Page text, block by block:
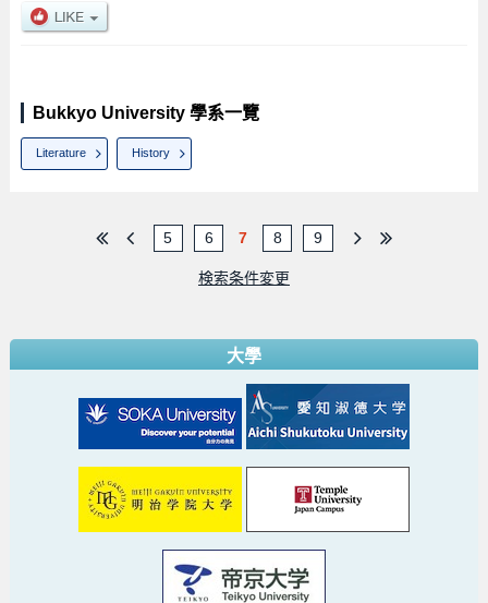
Bukkyo University 學系一覽
Literature History
5 6 7 8 9
検索条件変更
大學